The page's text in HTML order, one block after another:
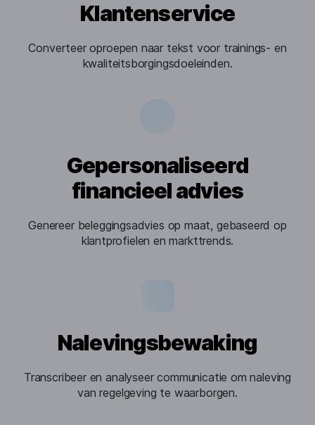
Klantenservice
Converteer oproepen naar tekst voor trainings- en
kwaliteitsborgingsdoeleinden.
Gepersonaliseerd
financieel advies
Genereer beleggingsadvies op maat, gebaseerd op
klantprofielen en markttrends.
Nalevingsbewaking
Transcribeer en analyseer communicatie om naleving
van regelgeving te waarborgen.